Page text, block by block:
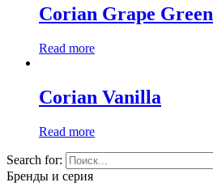
Corian Grape Green
Read more
Corian Vanilla
Read more
Search for:
Бренды и серия